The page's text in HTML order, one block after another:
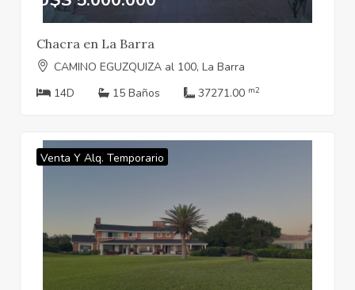
Chacra en La Barra
CAMINO EGUZQUIZA al 100, La Barra
14D
15 Baños 37271.00 m2
Venta Y Alq. Temporario